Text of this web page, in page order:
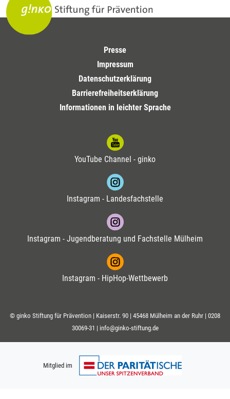
Presse
Impressum
Datenschutzerklärung
Barrierefreiheitserklärung
Informationen in leichter Sprache
YouTube Channel - ginko
Instagram - Landesfachstelle
Instagram - Jugendberatung und Fachstelle Mülheim
Instagram - HipHop-Wettbewerb
© ginko Stiftung für Prävention | Kaiserstr. 90 | 45468 Mülheim an der Ruhr | 0208
30069-31 | info@ginko-stiftung.de
Mitglied im